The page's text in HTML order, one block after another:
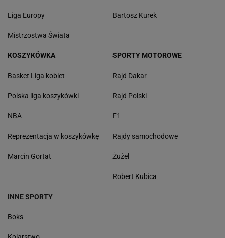
Liga Europy
Mistrzostwa Świata
Bartosz Kurek
KOSZYKÓWKA
Basket Liga kobiet
Polska liga koszykówki
NBA
Reprezentacja w koszykówkę
Marcin Gortat
SPORTY MOTOROWE
Rajd Dakar
Rajd Polski
F1
Rajdy samochodowe
Żużel
Robert Kubica
INNE SPORTY
Boks